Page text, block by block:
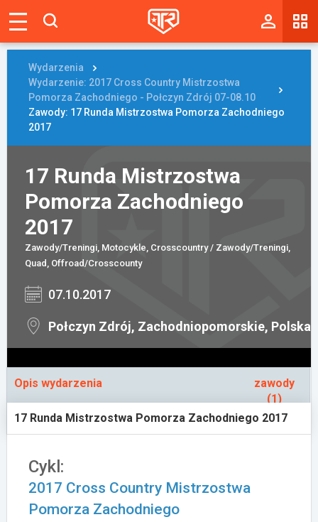
Tablica
Wyniki
Blogi
Wydarzenia
Giełda
Ranking
Wydarzenia
Wydarzenie: 2017 Cross Country Mistrzostwa
Pomorza Zachodniego - Połczyn Zdrój 07-08.10
Zawody: 17 Runda Mistrzostwa Pomorza Zachodniego
2017
17 Runda Mistrzostwa
Pomorza Zachodniego
2017
Zawody/Treningi, Motocykle, Crosscountry / Zawody/Treningi,
Quad, Offroad/Crosscounty
07.10.2017
Połczyn Zdrój, Zachodniopomorskie, Polska
Opis wydarzenia
zawody
(1)
17 Runda Mistrzostwa Pomorza Zachodniego 2017
Cykl:
2017 Cross Country Mistrzostwa
Pomorza Zachodniego